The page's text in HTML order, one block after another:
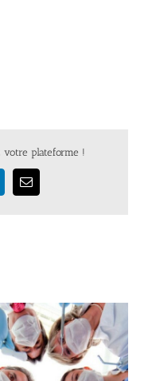
votre plateforme !
Email